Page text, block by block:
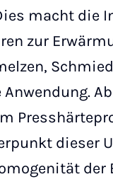
macht die
zur
dieser
der